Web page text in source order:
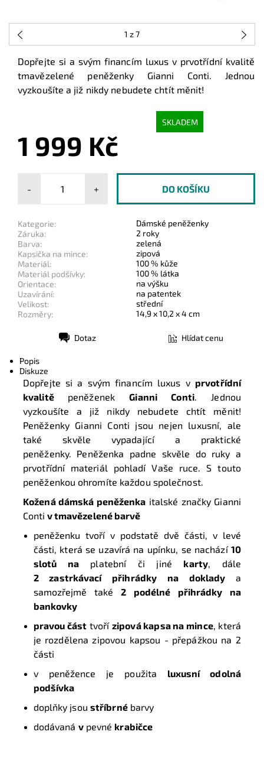
1 z 7
Dopřejte si a svým financím luxus v prvotřídní kvalitě
tmavězelené peněženky Gianni Conti. Jednou
vyzkoušíte a již nikdy nebudete chtít měnit!
SKLADEM
1 999 Kč
- +
Kategorie:
Dámské peněženky
Záruka:
2 roky
Barva:
zelená
Kapsička na mince:
zipová
Materiál:
100 % kůže
Materiál podšívky:
100 % látka
Orientace:
na výšku
Uzavírání:
na patentek
Velikost:
střední
Rozměry:
14,9 x 10,2 x 4 cm
Dotaz Hlídat cenu
Popis
Diskuze
Dopřejte si a svým financím luxus v prvotřídní
kvalitě peněženekGianni Conti. Jednou
vyzkoušíte a již nikdy nebudete chtít měnit!
Peněženky Gianni Conti jsou nejen luxusní, ale
také skvěle vypadající a praktické
peněženky. Peněženka padne skvěle do ruky a
prvotřídní materiál pohladí Vaše ruce. S touto
peněženkou ohromíte každou společnost.
Kožená dámská peněženka italské značky Gianni
Conti v tmavězelené barvě
peněženku tvoří v podstatě dvě části, v levé
části, která se uzavírá na upínku, se nachází 10
slotů naplatební či jiné karty, dále
2 zastrkávací přihrádky na doklady a
samozřejmě
také2 podélné přihrádky na
bankovky
pravou část tvořízipová kapsa na mince, která
je rozdělena zipovou kapsou - přepážkou na 2
části
v peněžence je použita luxusní odolná
podšívka
doplňky jsou stříbrnébarvy
dodávaná vpevné krabičce